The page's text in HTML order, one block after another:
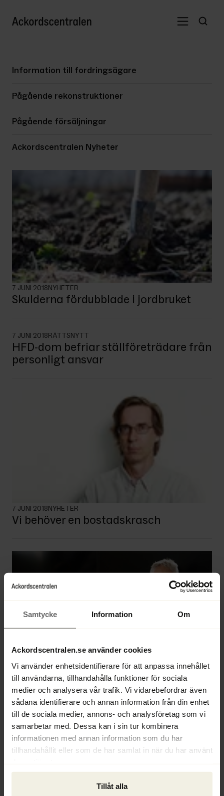
Samtycke Information Om
Ackordscentralen.se använder cookies
Vi använder enhetsidentifierare för att anpassa innehållet
till användarna, tillhandahålla funktioner för sociala
medier och analysera vår trafik. Vi vidarebefordrar även
sådana identifierare och annan information från din enhet
till de sociala medier, annons- och analysföretag som vi
samarbetar med. Dessa kan i sin tur kombinera
informationen med annan information som du har
tillhandahållit eller som de har samlat in när du har använt
Tillåt alla
Information till fordringsägare
Pågående rekonstruktioner
Pågående försäljningar
Ackordscentralen Nyheter
7 JUNI 2018NYHETER
Skulderna fördubblade i jordbruket
7 JUNI 2018RÄTTSNYTT
HFD-dom befriar ställföreträdare från
personligt ansvar
7 JUNI 2018NYHETER
Vi behöver en bostadskrasch
HD-dom om betalningsmottagares
undersökningsplikt gällande
gäldenärs solvens